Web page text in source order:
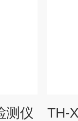
测仪